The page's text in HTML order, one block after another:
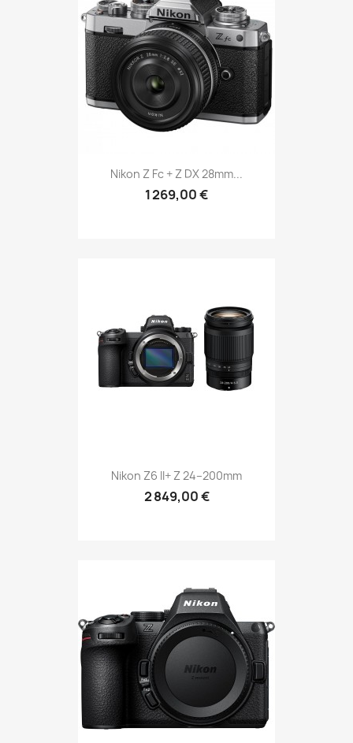
Nikon Z Fc + Z DX 28mm...
1 269,00 €
Nikon Z6 II+ Z 24–200mm
2 849,00 €